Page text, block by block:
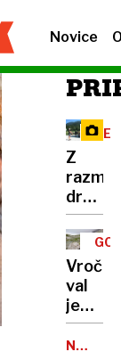
Novice
Z
na
Vršič
leze
vsak,
ki
val
je
gore,